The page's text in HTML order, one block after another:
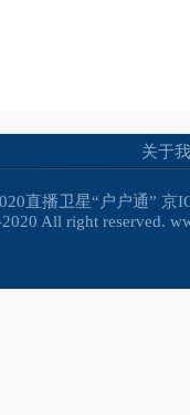
关于
直播卫星“户户通” 京
All right reserved.